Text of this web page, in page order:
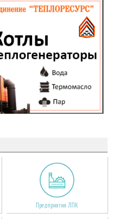
Предприятия ЛПК